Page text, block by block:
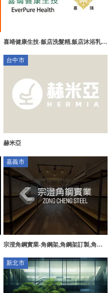
喜靖健康生技-飯店洗髮精,飯店沐浴乳,
店洗髮精,埔里飯店沐浴乳
台中市
赫米亞
嘉義市
宗澄角鋼實業-角鋼架,角鋼架訂製,角鋼
角鋼工廠
新北市